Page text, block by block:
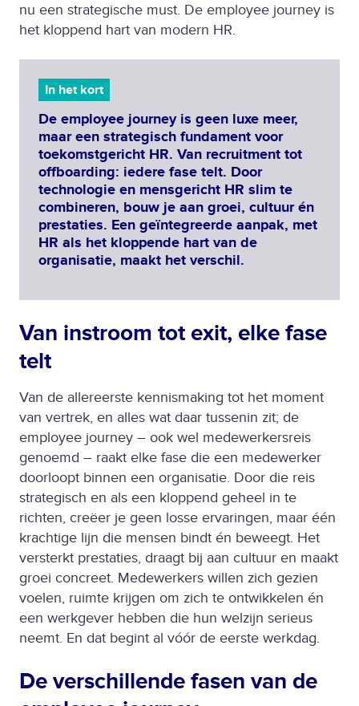
nu een strategische must. De employee journey is
het kloppend hart van modern HR.
In het kort
De employee journey is geen luxe meer,
maar een strategisch fundament voor
toekomstgericht HR. Van recruitment tot
offboarding: iedere fase telt. Door
technologie en mensgericht HR slim te
combineren, bouw je aan groei, cultuur én
prestaties. Een geïntegreerde aanpak, met
HR als het kloppende hart van de
organisatie, maakt het verschil.
Van instroom tot exit, elke fase
telt
Van de allereerste kennismaking tot het moment
van vertrek, en alles wat daar tussenin zit; de
employee journey – ook wel medewerkersreis
genoemd – raakt elke fase die een medewerker
doorloopt binnen een organisatie. Door die reis
strategisch en als een kloppend geheel in te
richten, creëer je geen losse ervaringen, maar één
krachtige lijn die mensen bindt én beweegt. Het
versterkt prestaties, draagt bij aan cultuur en maakt
groei concreet. Medewerkers willen zich gezien
voelen, ruimte krijgen om zich te ontwikkelen én
een werkgever hebben die hun welzijn serieus
neemt. En dat begint al vóór de eerste werkdag.
De verschillende fasen van de